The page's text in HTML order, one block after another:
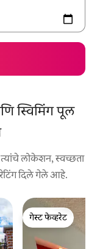
स्विमिंग पूल
लोकेशन, स्वच्छता
रेटिंग दिले गेले आहे.
गेस्ट फेव्हरेट
गेस्ट फेव्हरेट